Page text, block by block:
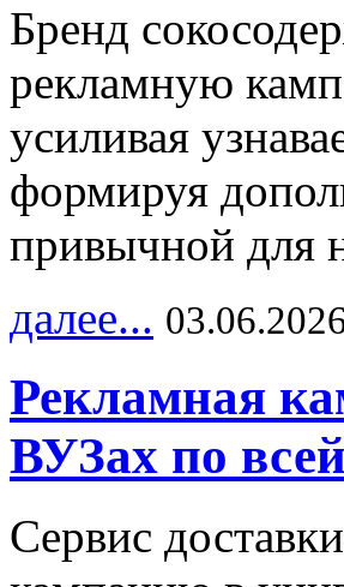
Бренд
рекламную
усиливая
формируя
привычной для
далее...
Рекламная
ВУЗах по
Сервис